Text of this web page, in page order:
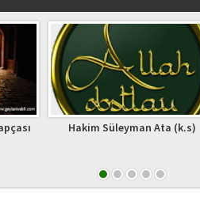
(k.s) İster İsen Olasın Ehl-i Felah